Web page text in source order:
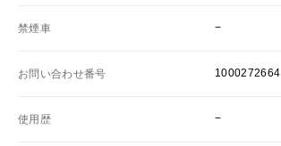
禁煙車 −
お問い合わせ番号 1000272664
使用歴 −